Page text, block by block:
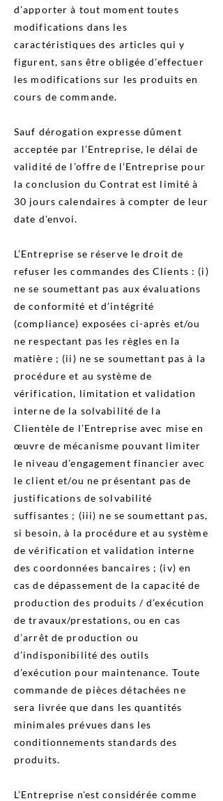
d’apporter à tout moment toutes
modifications dans les
caractéristiques des articles qui y
figurent, sans être obligée d’effectuer
les modifications sur les produits en
cours de commande.
Sauf dérogation expresse dûment
acceptée par l’Entreprise, le délai de
validité de l’offre de l’Entreprise pour
la conclusion du Contrat est limité à
30 jours calendaires à compter de leur
date d'envoi.
L’Entreprise se réserve le droit de
refuser les commandes des Clients : (i)
ne se soumettant pas aux évaluations
de conformité et d’intégrité
(compliance) exposées ci-après et/ou
ne respectant pas les règles en la
matière ; (ii) ne se soumettant pas à la
procédure et au système de
vérification, limitation et validation
interne de la solvabilité de la
Clientèle de l’Entreprise avec mise en
œuvre de mécanisme pouvant limiter
le niveau d’engagement financier avec
le client et/ou ne présentant pas de
justifications de solvabilité
suffisantes ; (iii) ne se soumettant pas,
si besoin, à la procédure et au système
de vérification et validation interne
des coordonnées bancaires ; (iv) en
cas de dépassement de la capacité de
production des produits / d’exécution
de travaux/prestations, ou en cas
d’arrêt de production ou
d’indisponibilité des outils
d’exécution pour maintenance. Toute
commande de pièces détachées ne
sera livrée que dans les quantités
minimales prévues dans les
conditionnements standards des
produits.
L’Entreprise n'est considérée comme